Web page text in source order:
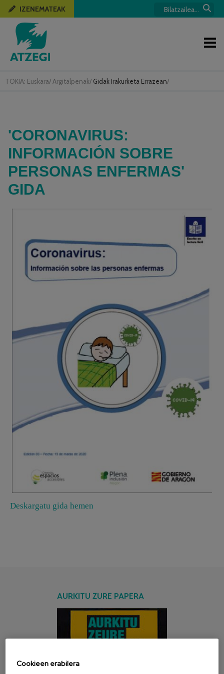
TOKIA: Euskara/ Argitalpenak/ Gidak Irakurketa Errazean/
IZENEMATEAK
'CORONAVIRUS:
INFORMACIÓN SOBRE
PERSONAS ENFERMAS'
GIDA
Deskargatu gida hemen
AURKITU ZURE PAPERA
Cookieen erabilera